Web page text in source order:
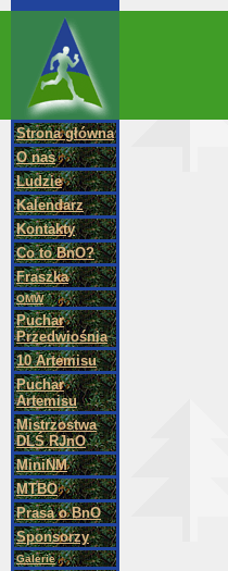
Strona główna
O nas
Ludzie
Kalendarz
Kontakty
Co to BnO?
Fraszka
OMW
Puchar
Przedwiośnia
10 Artemisu
Puchar
Artemisu
Mistrzostwa
DLŚ RJnO
MiniNM
MTBO
Prasa o BnO
Sponsorzy
Galerie